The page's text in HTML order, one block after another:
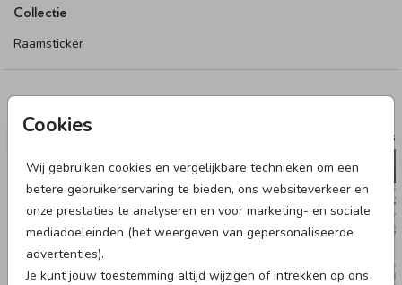
Cookies
Wij gebruiken cookies en vergelijkbare technieken om een
betere gebruikerservaring te bieden, ons websiteverkeer en
onze prestaties te analyseren en voor marketing- en sociale
mediadoeleinden (het weergeven van gepersonaliseerde
advertenties).
Je kunt jouw toestemming altijd wijzigen of intrekken op ons
Collectie
Raamsticker